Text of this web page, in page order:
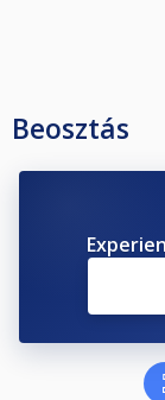
Beosztás